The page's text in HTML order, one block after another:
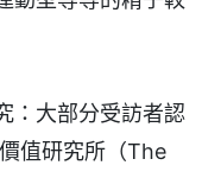
：大部分受訪者認
值研究所（The